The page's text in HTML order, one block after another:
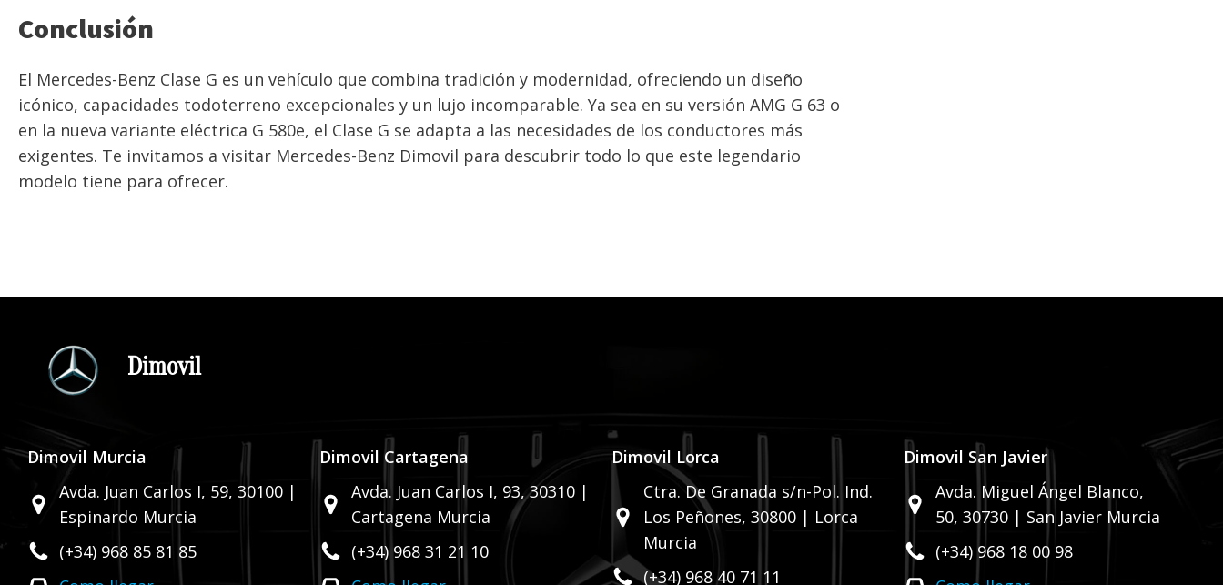
Conclusión
El Mercedes-Benz Clase G es un vehículo que combina tradición y modernidad, ofreciendo un diseño
icónico, capacidades todoterreno excepcionales y un lujo incomparable. Ya sea en su versión AMG G 63 o
en la nueva variante eléctrica G 580e, el Clase G se adapta a las necesidades de los conductores más
exigentes. Te invitamos a visitar Mercedes-Benz Dimovil para descubrir todo lo que este legendario
modelo tiene para ofrecer.
Dimovil
Dimovil Murcia
Avda. Juan Carlos I, 59, 30100 |
Espinardo Murcia
(+34) 968 85 81 85
Dimovil Cartagena
Avda. Juan Carlos I, 93,30310 |
Cartagena Murcia
(+34) 968 31 21 10
Dimovil Lorca
Ctra. De Granada s/n-Pol. Ind.
Los Peñones, 30800 | Lorca
Murcia
(+34) 968 40 71 11
Dimovil San Javier
Avda. Miguel Ángel Blanco,
50, 30730 | San Javier Murcia
(+34) 968 18 00 98